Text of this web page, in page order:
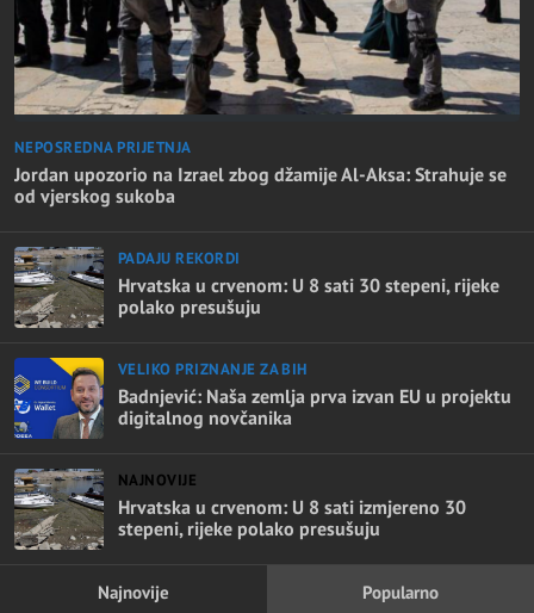
NEPOSREDNA PRIJETNJA
Jordan upozorio na Izrael zbog džamije Al-Aksa: Strahuje se
od vjerskog sukoba
PADAJU REKORDI
Hrvatska u crvenom: U 8 sati 30 stepeni, rijeke
polako presušuju
VELIKO PRIZNANJE ZA BIH
Badnjević: Naša zemlja prva izvan EU u projektu
digitalnog novčanika
NAJNOVIJE
Hrvatska u crvenom: U 8 sati izmjereno 30
stepeni, rijeke polako presušuju
Najnovije Popularno